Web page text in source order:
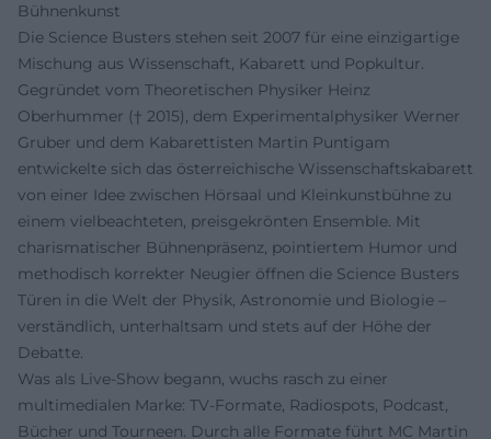
Bühnenkunst
Die Science Busters stehen seit 2007 für eine einzigartige
Mischung aus Wissenschaft, Kabarett und Popkultur.
Gegründet vom Theoretischen Physiker Heinz
Oberhummer († 2015), dem Experimentalphysiker Werner
Gruber und dem Kabarettisten Martin Puntigam
entwickelte sich das österreichische Wissenschaftskabarett
von einer Idee zwischen Hörsaal und Kleinkunstbühne zu
einem vielbeachteten, preisgekrönten Ensemble. Mit
charismatischer Bühnenpräsenz, pointiertem Humor und
methodisch korrekter Neugier öffnen die Science Busters
Türen in die Welt der Physik, Astronomie und Biologie –
verständlich, unterhaltsam und stets auf der Höhe der
Debatte.
Was als Live-Show begann, wuchs rasch zu einer
multimedialen Marke: TV-Formate, Radiospots, Podcast,
Bücher und Tourneen. Durch alle Formate führt MC Martin